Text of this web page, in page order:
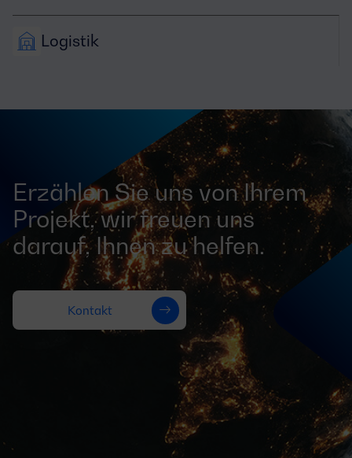
Logistik
Erzählen Sie uns von Ihrem
Projekt, wir freuen uns
darauf, Ihnen zu helfen.
Kontakt